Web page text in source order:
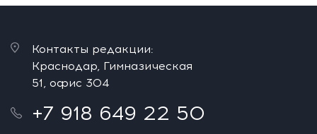
Контакты редакции:
Краснодар, Гимназическая
51, офис 304
+7 918 649 22 50